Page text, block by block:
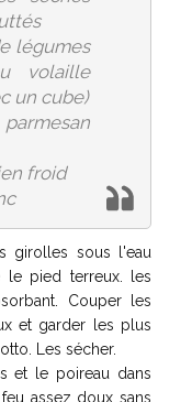
légumes
volaille
un cube)
froid
girolles sous l'eau
le pied terreux. les
Couper les
et garder les plus
Les sécher.
et le poireau dans
assez doux sans